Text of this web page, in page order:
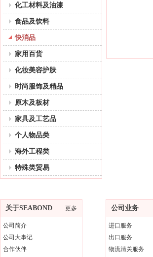
化工材料及油漆
食品及饮料
快消品
家用百货
化妆美容护肤
时尚服饰及精品
原木及板材
家具及工艺品
个人物品类
海外工程类
特殊类贸易
关于SEABOND 更多
公司简介
公司大事记
合作伙伴
公司业务
进口服务
出口服务
物流清关服务